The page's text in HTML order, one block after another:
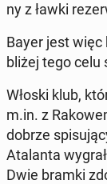
ny z ławki
Bayer jest więc
bliżej tego celu
Włoski klub,
m.in. z
dobrze
Ata­lan­ta
Dwie bramki